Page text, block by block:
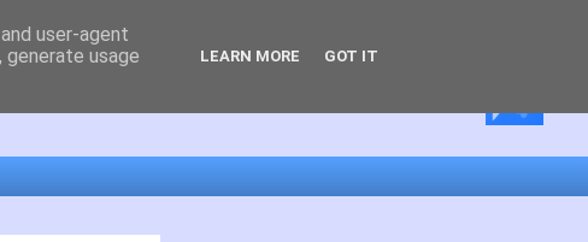
user-agent
usage
LEARN MORE GOT IT